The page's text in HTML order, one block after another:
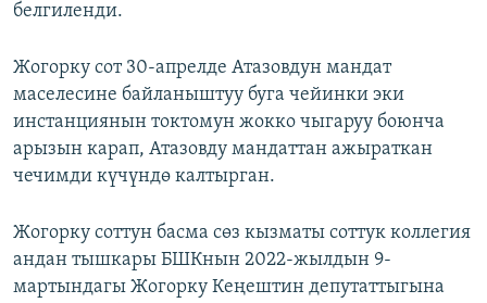
белгиленди.
Жогорку сот 30-апрелде Атазовдун мандат
маселесине байланыштуу буга чейинки эки
инстанциянын токтомун жокко чыгаруу боюнча
арызын карап, Атазовду мандаттан ажыраткан
чечимди күчүндө калтырган.
Жогорку соттун басма сөз кызматы соттук коллегия
андан тышкары БШКнын 2022-жылдын 9-
мартындагы Жогорку Кеңештин депутаттыгына